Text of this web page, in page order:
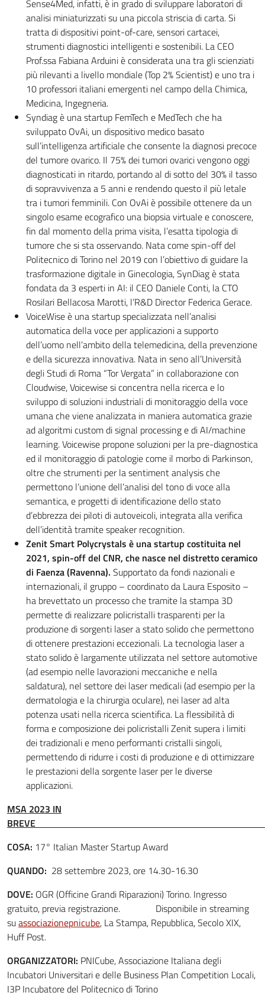
Sense4Med, infatti, è in grado di sviluppare laboratori di
analisi miniaturizzati su una piccola striscia di carta. Si
tratta di dispositivi point-of-care, sensori cartacei,
strumenti diagnostici intelligenti e sostenibili. La CEO
Prof.ssa Fabiana Arduini è considerata una tra gli scienziati
più rilevanti a livello mondiale (Top 2% Scientist) e uno tra i
10 professori italiani emergenti nel campo della Chimica,
Medicina, Ingegneria.
Syndiag è una startup FemTech e MedTech che ha
sviluppato OvAi, un dispositivo medico basato
sull’intelligenza artificiale che consente la diagnosi precoce
del tumore ovarico. Il 75% dei tumori ovarici vengono oggi
diagnosticati in ritardo, portando al di sotto del 30% il tasso
di sopravvivenza a 5 anni e rendendo questo il più letale
tra i tumori femminili. Con OvAi è possibile ottenere da un
singolo esame ecografico una biopsia virtuale e conoscere,
fin dal momento della prima visita, l’esatta tipologia di
tumore che si sta osservando. Nata come spin-off del
Politecnico di Torino nel 2019 con l’obiettivo di guidare la
trasformazione digitale in Ginecologia, SynDiag è stata
fondata da 3 esperti in AI: il CEO Daniele Conti, la CTO
Rosilari Bellacosa Marotti, l’R&D Director Federica Gerace.
VoiceWise è una startup specializzata nell’analisi
automatica della voce per applicazioni a supporto
dell’uomo nell’ambito della telemedicina, della prevenzione
e della sicurezza innovativa. Nata in seno all’Università
degli Studi di Roma “Tor Vergata” in collaborazione con
Cloudwise, Voicewise si concentra nella ricerca e lo
sviluppo di soluzioni industriali di monitoraggio della voce
umana che viene analizzata in maniera automatica grazie
ad algoritmi custom di signal processing e di AI/machine
learning. Voicewise propone soluzioni per la pre-diagnostica
ed il monitoraggio di patologie come il morbo di Parkinson,
oltre che strumenti per la sentiment analysis che
permettono l’unione dell’analisi del tono di voce alla
semantica, e progetti di identificazione dello stato
d’ebbrezza dei piloti di autoveicoli, integrata alla verifica
dell’identità tramite speaker recognition.
Zenit Smart Polycrystals è una startup costituita nel
2021, spin-off del CNR, che nasce nel distretto ceramico
di Faenza (Ravenna). Supportato da fondi nazionali e
internazionali, il gruppo – coordinato da Laura Esposito –
ha brevettato un processo che tramite la stampa 3D
permette di realizzare policristalli trasparenti per la
produzione di sorgenti laser a stato solido che permettono
di ottenere prestazioni eccezionali. La tecnologia laser a
stato solido è largamente utilizzata nel settore automotive
(ad esempio nelle lavorazioni meccaniche e nella
saldatura), nel settore dei laser medicali (ad esempio per la
dermatologia e la chirurgia oculare), nei laser ad alta
potenza usati nella ricerca scientifica. La flessibilità di
forma e composizione dei policristalli Zenit supera i limiti
dei tradizionali e meno performanti cristalli singoli,
permettendo di ridurre i costi di produzione e di ottimizzare
le prestazioni della sorgente laser per le diverse
applicazioni.
MSA 2023 IN
COSA: 17° Italian Master Startup Award
QUANDO: 28 settembre 2023, ore 14.30-16.30
DOVE: OGR (Officine Grandi Riparazioni) Torino. Ingresso
gratuito, previa registrazione. Disponibile in streaming
suassociazionepnicube, La Stampa, Repubblica, Secolo XIX,
Huff Post.
ORGANIZZATORI: PNICube, Associazione Italiana degli
Incubatori Universitari e delle Business Plan Competition Locali,
I3P Incubatore del Politecnico di Torino